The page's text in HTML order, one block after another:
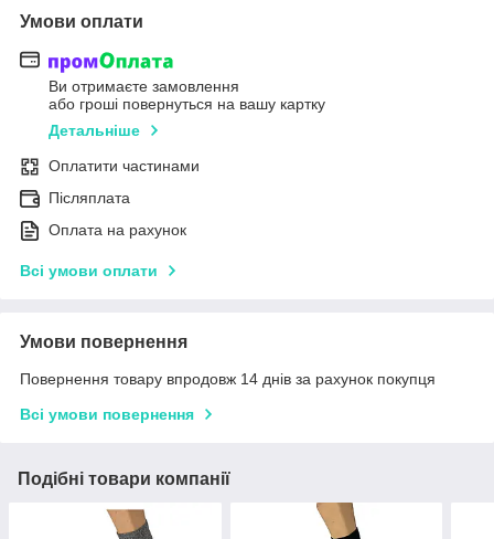
Умови оплати
Ви отримаєте замовлення
або гроші повернуться на вашу картку
Детальніше
Оплатити частинами
Післяплата
Оплата на рахунок
Всі умови оплати
Умови повернення
Повернення товару впродовж 14 днів за рахунок покупця
Всі умови повернення
Подібні товари компанії